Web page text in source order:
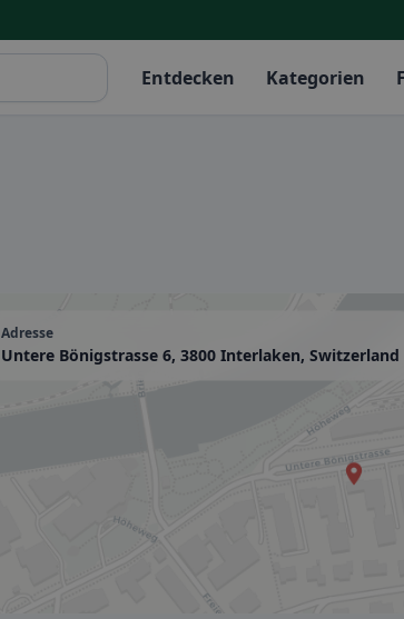
Entdecken Kategorien
Adresse
Untere Bönigstrasse 6, 3800 Interlaken, Switzerland